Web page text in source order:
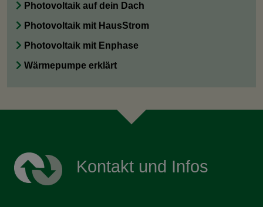
Photovoltaik auf dein Dach
Photovoltaik mit HausStrom
Photovoltaik mit Enphase
Wärmepumpe erklärt
Kontakt und Infos